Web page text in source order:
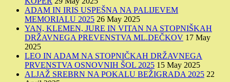
ADAM IN IRIS USPEŠNA NA PALIJEVEM
MEMORIALU 2025 26 May 2025
YAN, KLEMEN, JURE IN VITAN NA STOPNIŠKAH
DRŽAVNEGA PREVENSTVA ML.DEČKOV 17 May
2025
LEO IN ADAM NA STOPNIČKAH DRŽAVNEGA
PRVENSTVA OSNOVNIH ŠOL 2025 15 May 2025
ALJAŽ SREBRN NA POKALU BEŽIGRADA 2025 22